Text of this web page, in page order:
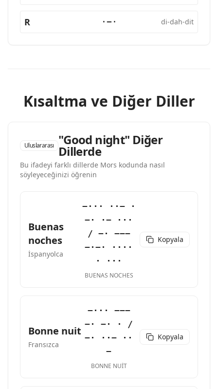
R ·−· di-dah-dit
Kısaltma ve Diğer Diller
Uluslararası "Good night" Diğer
Dillerde
Bu ifadeyi farklı dillerde Mors kodunda nasıl
söyleyeceğinizi öğrenin
Buenas
noches
İspanyolca
−··· ··− ·
−· ·− ···
/ −· −−−
−·−· ····
· ···
BUENAS NOCHES
Kopyala
Bonne nuit
Fransızca
−··· −−−
−· −· · /
−· ··− ··
−
BONNE NUIT
Kopyala